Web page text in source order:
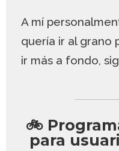
A mí
quería ir al grano
ir más a fondo,
🚲
para